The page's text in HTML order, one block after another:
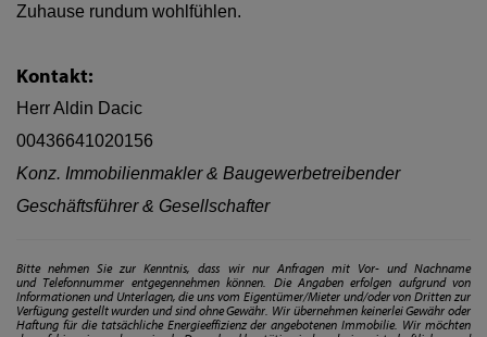
Zuhause rundum wohlfühlen.
Kontakt:
Herr Aldin Dacic
00436641020156
Konz. Immobilienmakler & Baugewerbetreibender
Geschäftsführer & Gesellschafter
Bitte nehmen Sie zur Kenntnis, dass wir nur Anfragen mit Vor- und Nachname
und Telefonnummer entgegennehmen können. Die Angaben erfolgen aufgrund von
Informationen und Unterlagen, die uns vom Eigentümer/Mieter und/oder von Dritten zur
Verfügung gestellt wurden und sind ohne Gewähr. Wir übernehmen keinerlei Gewähr oder
Haftung für die tatsächliche Energieeffizienz der angebotenen Immobilie. Wir möchten